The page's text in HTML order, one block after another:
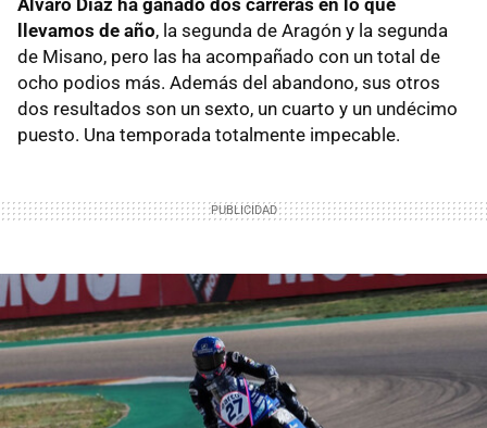
Álvaro Díaz ha ganado dos carreras en lo que
llevamos de año, la segunda de Aragón y la segunda
de Misano, pero las ha acompañado con un total de
ocho podios más. Además del abandono, sus otros
dos resultados son un sexto, un cuarto y un undécimo
puesto. Una temporada totalmente impecable.